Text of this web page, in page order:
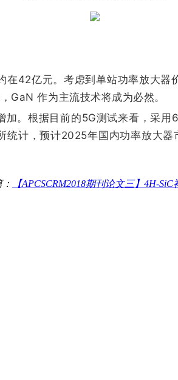
42亿元。考虑到单站功率放大
GaN 作为主流技术将成为必然。
加。根据目前的5G测试来看，采
计，预计2025年国内功率放大
【APCSCRM2018期刊论文三】4H-